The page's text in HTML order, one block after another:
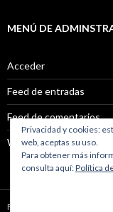
MENÚ DE
Acceder
Feed de entradas
Feed de comentarios
WordPress.org
Funciona gracias a
Privacidad y cookies:
web, aceptas su uso.
Para obtener más
consulta aquí:Política